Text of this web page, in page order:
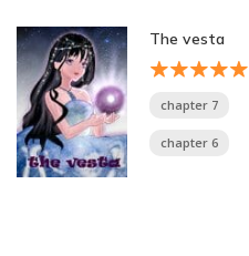
The vesta
chapter 7
chapter 6